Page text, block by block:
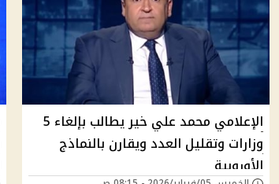
الإعلامي محمد علي خير يطالب بإلغاء 5
وزارات وتقليل العدد ويقارن بالنماذج
الأوروبية